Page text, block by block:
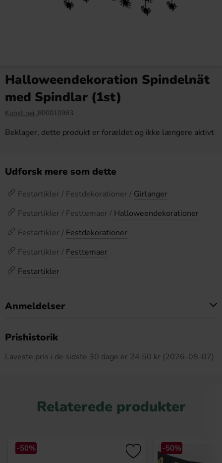
Halloweendekoration Spindelnät
med Spindlar (1st)
Kunst nej: 800010983
Beklager, dette produkt er forældet og ikke længere aktivt
Udforsk mere som dette
Festartikler / Festdekorationer / Girlanger
Festartikler / Festtemaer / Halloweendekorationer
Festartikler / Festdekorationer
Festartikler / Festtemaer
Festartikler
Anmeldelser
Prishistorik
Laveste pris i de sidste 30 dage er 24.50 kr (2026-08-07)
Relaterede produkter
-50% -50%